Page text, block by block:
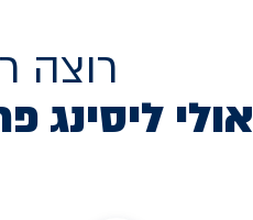
רוצה
אולי ליסינג